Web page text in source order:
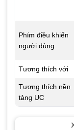
Phím điều khiển
người dùng
Tương thích với
Tương thích nền
tảng UC